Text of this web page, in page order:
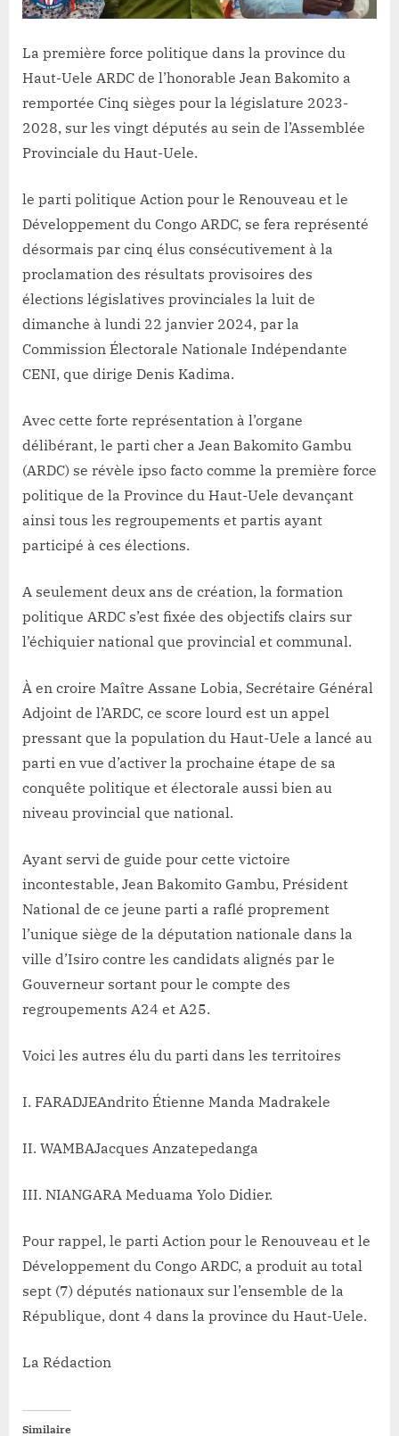
dans
Haut-
Uele
La première force politique dans la province du
Haut-Uele ARDC de l’honorable Jean Bakomito a
remportée Cinq sièges pour la législature 2023-
2028, sur les vingt députés au sein de l’Assemblée
Provinciale du Haut-Uele.
le parti politique Action pour le Renouveau et le
Développement du Congo ARDC, se fera représenté
désormais par cinq élus consécutivement à la
proclamation des résultats provisoires des
élections législatives provinciales la luit de
dimanche à lundi 22 janvier 2024, par la
Commission Électorale Nationale Indépendante
CENI, que dirige Denis Kadima.
Avec cette forte représentation à l’organe
délibérant, le parti cher a Jean Bakomito Gambu
(ARDC) se révèle ipso facto comme la première force
politique de la Province du Haut-Uele devançant
ainsi tous les regroupements et partis ayant
participé à ces élections.
A seulement deux ans de création, la formation
politique ARDC s’est fixée des objectifs clairs sur
l’échiquier national que provincial et communal.
À en croire Maître Assane Lobia, Secrétaire Général
Adjoint de l’ARDC, ce score lourd est un appel
pressant que la population du Haut-Uele a lancé au
parti en vue d’activer la prochaine étape de sa
conquête politique et électorale aussi bien au
niveau provincial que national.
Ayant servi de guide pour cette victoire
incontestable, Jean Bakomito Gambu, Président
National de ce jeune parti a raflé proprement
l’unique siège de la députation nationale dans la
ville d’Isiro contre les candidats alignés par le
Gouverneur sortant pour le compte des
regroupements A24 et A25.
Voici les autres élu du parti dans les territoires
I. FARADJEAndrito Étienne Manda Madrakele
II. WAMBAJacques Anzatepedanga
III. NIANGARA Meduama Yolo Didier.
Pour rappel, le parti Action pour le Renouveau et le
Développement du Congo ARDC, a produit au total
sept (7) députés nationaux sur l’ensemble de la
République, dont 4 dans la province du Haut-Uele.
La Rédaction
Similaire